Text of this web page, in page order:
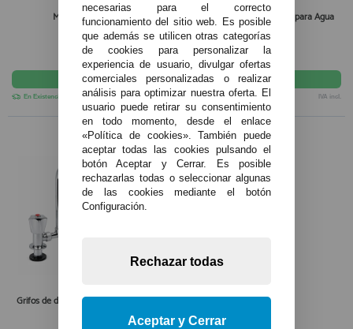
Mezclador de ducha.
36,90€
comprar
En Existencias IVA incl.
Nuova Rade Grifo Plegable para Agua
Fría
45,40€
comprar
Entrega en 2-4 días IVA incl.
Grifos de desagüe giratorios, fabricados
necesarias para el correcto
funcionamiento del sitio web. Es posible
que además se utilicen otras categorías
de cookies para personalizar la
experiencia de usuario, divulgar ofertas
comerciales personalizadas o realizar
análisis para optimizar nuestra oferta. El
usuario puede retirar su consentimiento
en todo momento, desde el enlace
«Política de cookies». También puede
aceptar todas las cookies pulsando el
botón Aceptar y Cerrar. Es posible
rechazarlas todas o seleccionar algunas
de las cookies mediante el botón
Configuración.
Rechazar todas
Aceptar y Cerrar